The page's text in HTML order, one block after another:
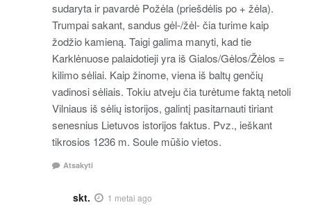
sudaryta ir pavardė Požėla (priešdėlis po + žėla).
Trumpai sakant, sandus gėl-/žėl- čia turime kaip
žodžio kamieną. Taigi galima manyti, kad tie
Karklėnuose palaidotieji yra iš Gialos/Gėlos/Žėlos =
kilimo sėliai. Kaip žinome, viena iš baltų genčių
vadinosi sėliais. Tokiu atveju čia turėtume faktą netoli
Vilniaus iš sėlių istorijos, galintį pasitarnauti tiriant
senesnius Lietuvos istorijos faktus. Pvz., ieškant
tikrosios 1236 m. Soule mūšio vietos.
Atsakyti
skt. 1 metai ago